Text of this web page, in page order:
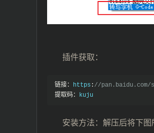
插件获取：
链接： https : //pan.baidu.com/s/
提取码：
kuju
安装方法：解压后将下图